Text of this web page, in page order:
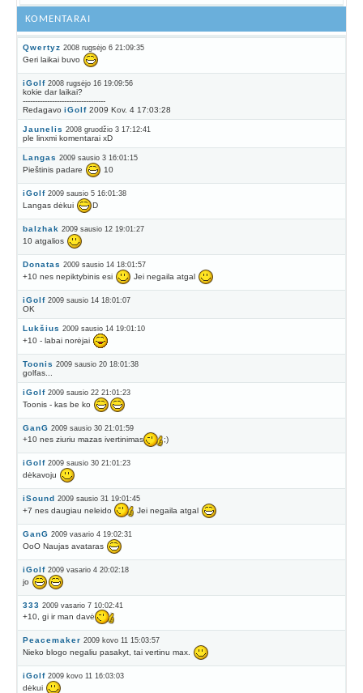
KOMENTARAI
Qwertyz 2008 rugsėjo 6 21:09:35
Geri laikai buvo
iGolf 2008 rugsėjo 16 19:09:56
kokie dar laikai?
----------------------------------
Redagavo iGolf2009 Kov. 4 17:03:28
Jaunelis 2008 gruodžio 3 17:12:41
ple linxmi komentarai xD
Langas 2009 sausio 3 16:01:15
Pieštinis padare 10
iGolf 2009 sausio 5 16:01:38
Langas dėkui D
balzhak 2009 sausio 12 19:01:27
10 atgalios
Donatas 2009 sausio 14 18:01:57
+10 nes nepiktybinis esi Jei negaila atgal
iGolf 2009 sausio 14 18:01:07
OK
Lukšius 2009 sausio 14 19:01:10
+10 - labai norėjai
Toonis 2009 sausio 20 18:01:38
golfas...
iGolf 2009 sausio 22 21:01:23
Toonis - kas be ko
GanG 2009 sausio 30 21:01:59
+10 nes ziuriu mazas ivertinimas ;)
iGolf 2009 sausio 30 21:01:23
dėkavoju
iSound 2009 sausio 31 19:01:45
+7 nes daugiau neleido Jei negaila atgal
GanG 2009 vasario 4 19:02:31
OoO Naujas avataras
iGolf 2009 vasario 4 20:02:18
jo
333 2009 vasario 7 10:02:41
+10, gi ir man davė
Peacemaker 2009 kovo 11 15:03:57
Nieko blogo negaliu pasakyt, tai vertinu max.
iGolf 2009 kovo 11 16:03:03
dėkui